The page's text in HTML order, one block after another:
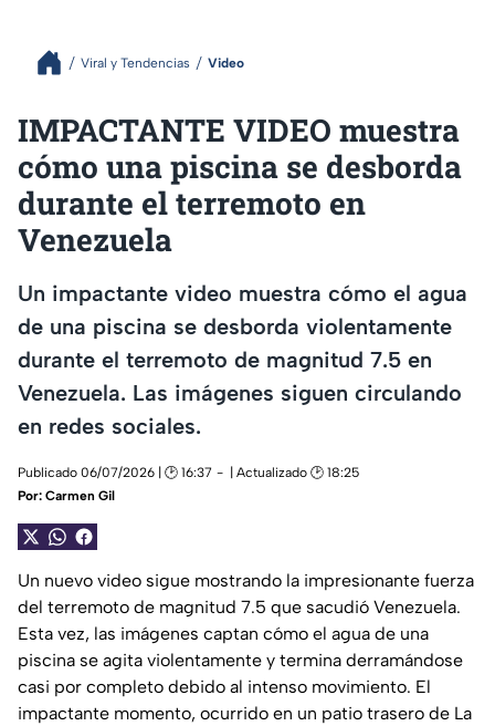
Viral y Tendencias Video
IMPACTANTE VIDEO muestra
cómo una piscina se desborda
durante el terremoto en
Venezuela
Un impactante video muestra cómo el agua
de una piscina se desborda violentamente
durante el terremoto de magnitud 7.5 en
Venezuela. Las imágenes siguen circulando
en redes sociales.
Publicado 06/07/2026 | 🕑 16:37
| Actualizado 🕑 18:25
Por: Carmen Gil
Un nuevo video sigue mostrando la impresionante fuerza
del terremoto de magnitud 7.5 que sacudió Venezuela.
Esta vez, las imágenes captan cómo el agua de una
piscina se agita violentamente y termina derramándose
casi por completo debido al intenso movimiento. El
impactante momento, ocurrido en un patio trasero de La